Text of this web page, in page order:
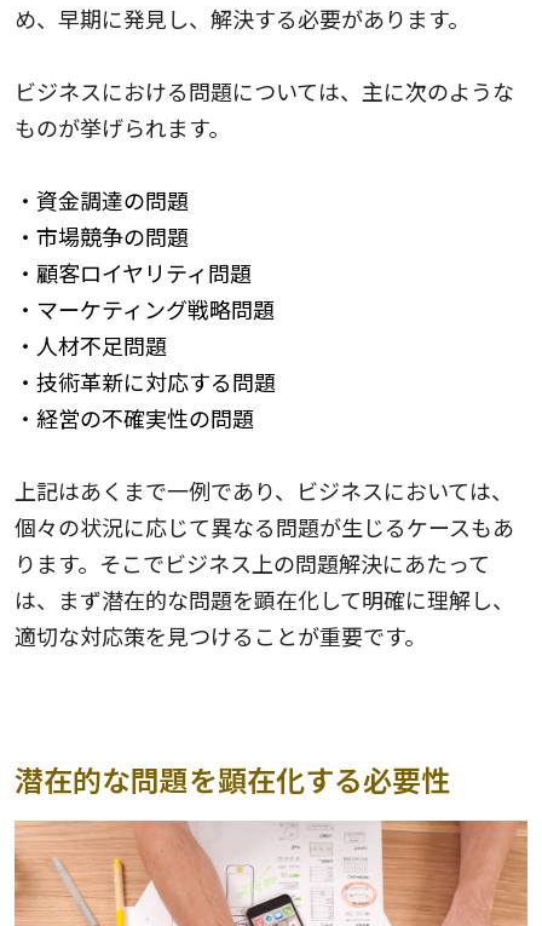
め、早期に発見し、解決する必要があります。
ビジネスにおける問題については、主に次のような
ものが挙げられます。
・資金調達の問題
・市場競争の問題
・顧客ロイヤリティ問題
・マーケティング戦略問題
・人材不足問題
・技術革新に対応する問題
・経営の不確実性の問題
上記はあくまで一例であり、ビジネスにおいては、
個々の状況に応じて異なる問題が生じるケースもあ
ります。そこでビジネス上の問題解決にあたって
は、まず潜在的な問題を顕在化して明確に理解し、
適切な対応策を見つけることが重要です。
潜在的な問題を顕在化する必要性